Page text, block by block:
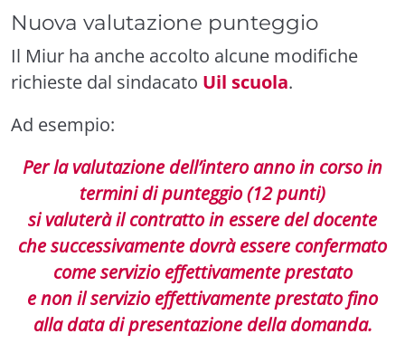
Nuova valutazione punteggio
Il Miur ha anche accolto alcune modifiche
richieste dal sindacato Uil scuola.
Ad esempio:
Per la valutazione dell’intero anno in corso in
termini di punteggio (12 punti)
si valuterà il contratto in essere del docente
che successivamente dovrà essere confermato
come servizio effettivamente prestato
e non il servizio effettivamente prestato fino
alla data di presentazione della domanda.